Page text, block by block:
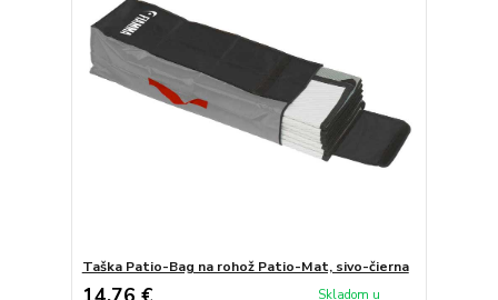
Taška Patio-Bag na rohož Patio-Mat, sivo-čierna
Skladom u